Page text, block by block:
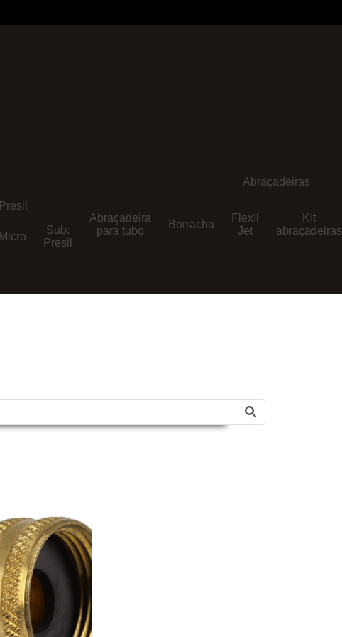
Abraçadeiras
Presil
Micro
Sub:
Presil
Abraçadeira
para tubo
Borracha
Flexíl
Jet
Kit
abraçadeiras